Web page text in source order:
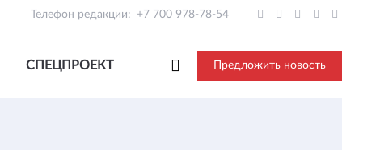
Телефон редакции: +7 700 978-78-54
СПЕЦПРОЕКТ Предложить новость